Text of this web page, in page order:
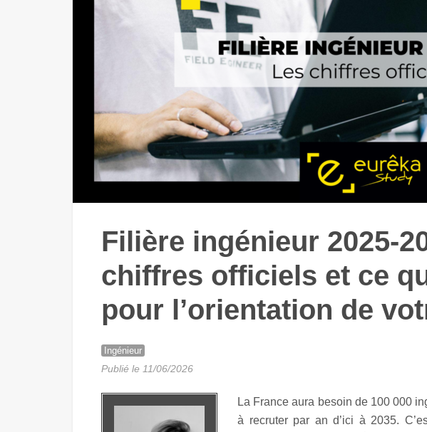
Filière ingénieur 2025-
chiffres officiels et ce
pour l’orientation de
Ingénieur
Publié le 11/06/2026
La France aura besoin de 100 000
à recruter par an d’ici à 2035.